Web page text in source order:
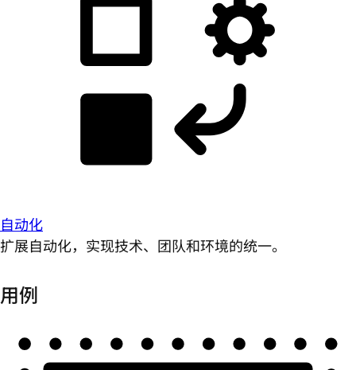
自动化
扩展自动化，实现技术、团队和环境的统一。
用例